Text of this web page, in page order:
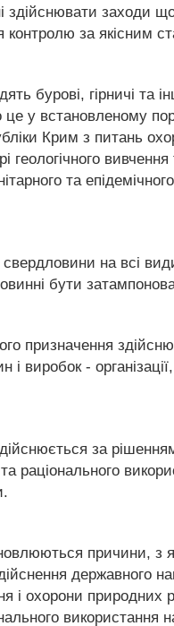
здійснювати заходи
контролю за якісним
бурові, гірничі та
у встановленому
Крим з питань
вивчення
та
свердловини на всі
бути
призначення
виробок -
за
раціонального
причини, з
державного
охорони природних
використання